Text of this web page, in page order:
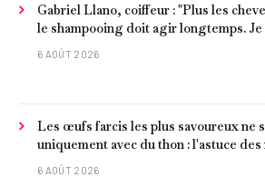
Gabriel Llano, coiffeur : "Plus les
le shampooing doit agir longtemps.
laisser entre 1 et 3 minutes."
6 AOÛT 2026
Les œufs farcis les plus savoureux ne
uniquement avec du thon : l'astuce
pour les rendre beaucoup plus juteux
6 AOÛT 2026